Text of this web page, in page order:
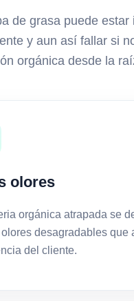
de grasa puede estar
y aun así fallar si
orgánica desde la
olores
orgánica atrapada se
desagradables que
del cliente.